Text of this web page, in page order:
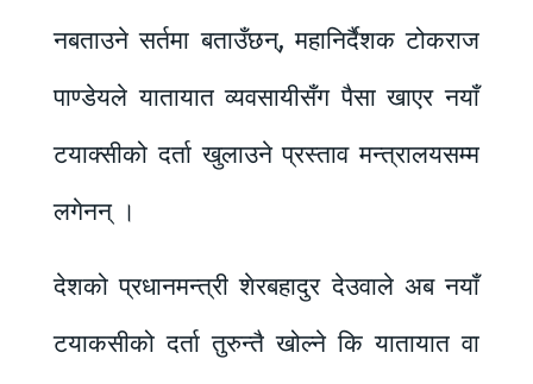
नबताउने सर्तमा बताउँछन्, महानिर्दैशक टोकराज
पाण्डेयले यातायात व्यवसायीसँग पैसा खाएर नयाँ
टयाक्सीको दर्ता खुलाउने प्रस्ताव मन्त्रालयसम्म
लगेनन् ।
देशको प्रधानमन्त्री शेरबहादुर देउवाले अब नयाँ
टयाकसीको दर्ता तुरुन्तै खोल्ने कि यातायात वा